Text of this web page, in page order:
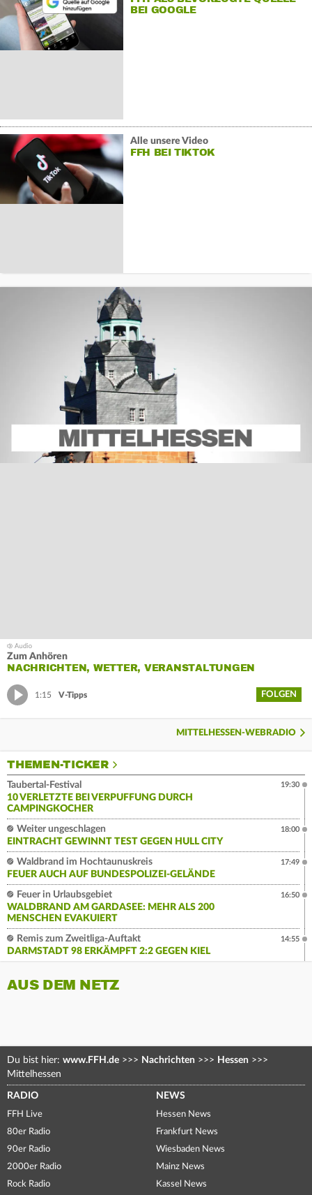
BEI GOOGLE
Alle unsere Video
FFH BEI TIKTOK
Zum Anhören
NACHRICHTEN, WETTER, VERANSTALTUNGEN
1:15 V-Tipps FOLGEN
MITTELHESSEN-WEBRADIO
THEMEN-TICKER
Taubertal-Festival
10 VERLETZTE BEI VERPUFFUNG DURCH
CAMPINGKOCHER
19:30
Weiter ungeschlagen
EINTRACHT GEWINNT TEST GEGEN HULL CITY
18:00
Waldbrand im Hochtaunuskreis
FEUER AUCH AUF BUNDESPOLIZEI-GELÄNDE
17:49
Feuer in Urlaubsgebiet
WALDBRAND AM GARDASEE: MEHR ALS 200
MENSCHEN EVAKUIERT
16:50
Remis zum Zweitliga-Auftakt
DARMSTADT 98 ERKÄMPFT 2:2 GEGEN KIEL
14:55
AUS DEM NETZ
Du bist hier: www.FFH.de >>> Nachrichten >>> Hessen >>>
Mittelhessen
RADIO
FFH Live
80er Radio
90er Radio
2000er Radio
Rock Radio
NEWS
Hessen News
Frankfurt News
Wiesbaden News
Mainz News
Kassel News